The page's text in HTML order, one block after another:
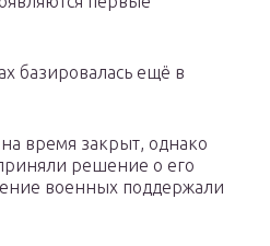
базировалась ещё в
время закрыт, однако
решение о его
военных поддержали